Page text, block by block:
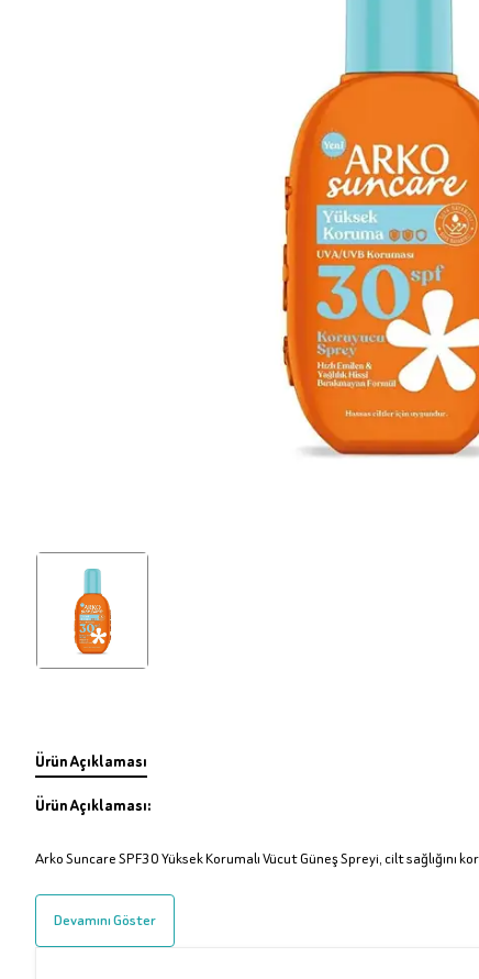
Ürün Açıklaması
Ürün Açıklaması:
Arko Suncare SPF30 Yüksek Korumalı Vücut Güneş Spreyi, cilt
Devamını Göster